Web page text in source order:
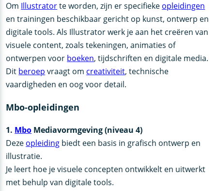
Om Illustratorte worden, zijn er specifieke opleidingen
en trainingen beschikbaar gericht op kunst, ontwerp en
digitale tools. Als Illustrator werk je aan het creëren van
visuele content, zoals tekeningen, animaties of
ontwerpen voor boeken, tijdschriften en digitale media.
Dit beroep vraagt om creativiteit, technische
vaardigheden en oog voor detail.
Mbo-opleidingen
1. Mbo Mediavormgeving (niveau 4)
Deze opleiding biedt een basis in grafisch ontwerp en
illustratie.
Je leert hoe je visuele concepten ontwikkelt en uitwerkt
met behulp van digitale tools.